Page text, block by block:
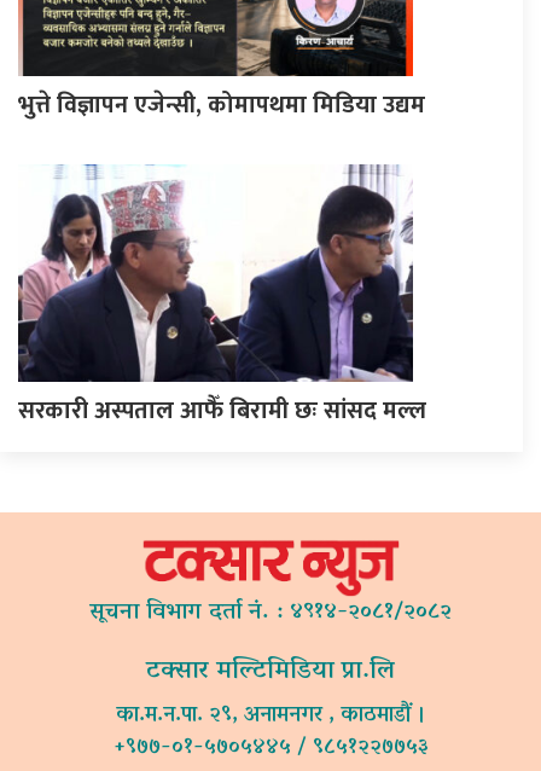
भुत्ते विज्ञापन एजेन्सी, कोमापथमा मिडिया उद्यम
सरकारी अस्पताल आफैँ बिरामी छः सांसद मल्ल
सूचना विभाग दर्ता नं. : ४९१४-२०८१/२०८२
टक्सार मल्टिमिडिया प्रा.लि
का.म.न.पा. २९, अनामनगर , काठमाडौं ।
+९७७-०१-५७०५४४५ / ९८५१२२७७५३